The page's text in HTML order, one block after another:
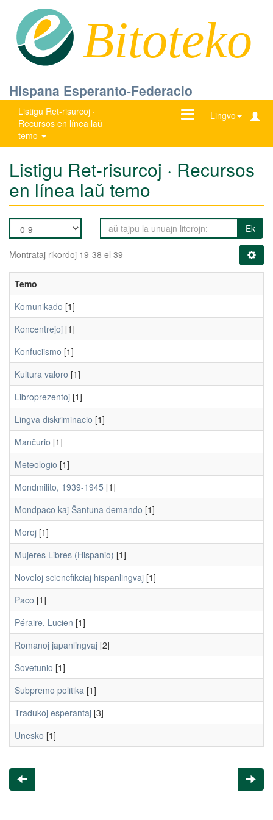
Bitoteko
Hispana Esperanto-Federacio
Listigu Ret-risurcoj ·
Recursos en línea laŭ
temo
Lingvo
Ŝanĝu
Listigu Ret-risurcoj · Recursos
en línea laŭ temo
Ek
Montrataj rikordoj 19-38 el 39
Temo
Komunikado [1]
Koncentrejoj [1]
Konfuciismo [1]
Kultura valoro [1]
Libroprezentoj [1]
Lingva diskriminacio [1]
Manĉurio [1]
Meteologio [1]
Mondmilito, 1939-1945 [1]
Mondpaco kaj Ŝantuna demando [1]
Moroj [1]
Mujeres Libres (Hispanio) [1]
Noveloj sciencfikciaj hispanlingvaj [1]
Paco [1]
Péraire, Lucien [1]
Romanoj japanlingvaj [2]
Sovetunio [1]
Subpremo politika [1]
Tradukoj esperantaj [3]
Unesko [1]